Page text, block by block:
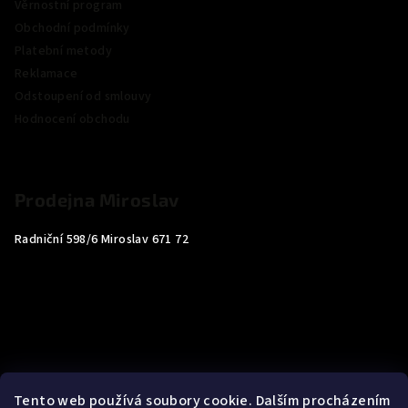
Tento web používá soubory cookie. Dalším procházením
Radniční 598/6 Miroslav 671 72